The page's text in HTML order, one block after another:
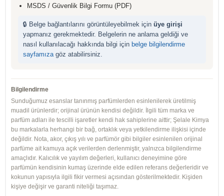
MSDS / Güvenlik Bilgi Formu (PDF)
🔒 Belge bağlantılarını görüntüleyebilmek için üye girişi
yapmanız gerekmektedir. Belgelerin ne anlama geldiği ve
nasıl kullanılacağı hakkında bilgi için belge bilgilendirme
sayfamızagöz atabilirsiniz.
Bilgilendirme
Sunduğumuz esanslar tanınmış parfümlerden esinlenilerek üretilmiş
muadil ürünlerdir; orijinal ürünün kendisi değildir. İlgili tüm marka ve
parfüm adları ile tescilli işaretler kendi hak sahiplerine aittir; Şelale Kimya
bu markalarla herhangi bir bağ, ortaklık veya yetkilendirme ilişkisi içinde
değildir. Nota, akor, çıkış yılı ve parfümör gibi bilgiler esinlenilen orijinal
parfüme ait kamuya açık verilerden derlenmiştir, yalnızca bilgilendirme
amaçlıdır. Kalıcılık ve yayılım değerleri, kullanıcı deneyimine göre
parfümün kendisinin kumaş üzerinde elde edilen referans değerleridir ve
kokunun yapısıyla ilgili fikir vermesi açısından gösterilmektedir. Kişiden
kişiye değişir ve garanti niteliği taşımaz.